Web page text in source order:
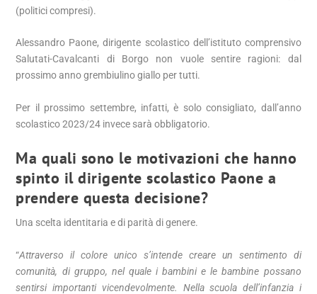
(politici compresi).
Alessandro Paone, dirigente scolastico dell’istituto comprensivo
Salutati-Cavalcanti di Borgo non vuole sentire ragioni: dal
prossimo anno grembiulino giallo per tutti.
Per il prossimo settembre, infatti, è solo consigliato, dall’anno
scolastico 2023/24 invece sarà obbligatorio.
Ma quali sono le motivazioni che hanno
spinto il dirigente scolastico Paone a
prendere questa decisione?
Una scelta identitaria e di parità di genere.
“Attraverso il colore unico s’intende creare un sentimento di
comunità, di gruppo, nel quale i bambini e le bambine possano
sentirsi importanti vicendevolmente. Nella scuola dell’infanzia i